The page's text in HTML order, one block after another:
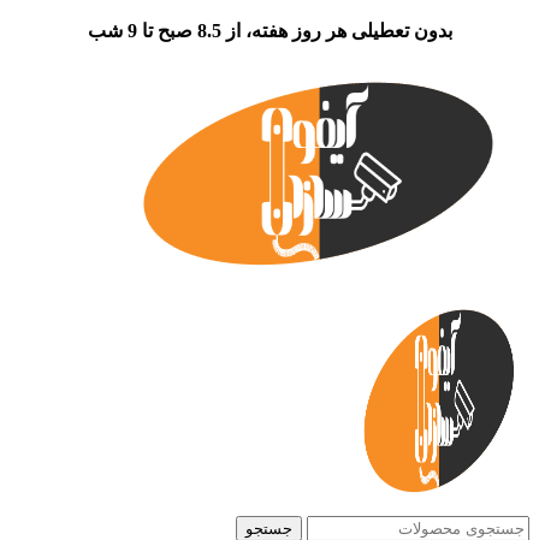
بدون تعطیلی هر روز هفته، از 8.5 صبح تا 9 شب
جستجو